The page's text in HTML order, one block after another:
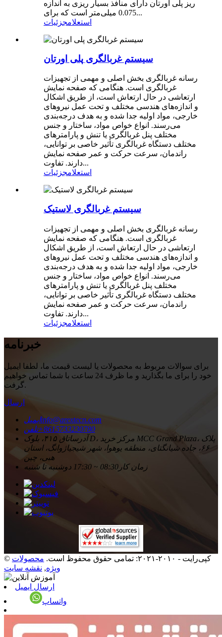
ریز پلی اورتان دارای منافذ بسیار ریزی به اندازه
0.075 میلی‌متر است که برای...
استعلامجزئیات
سیستم غربالگری پلی اورتان
رسانه غربالگری بخش اصلی و مهمی از تجهیزات
غربالگری است. هنگامی که صفحه نمایش
ارتعاشی در حال ارتعاش است، از طریق اشکال
و اندازه‌های هندسی مختلف و تحت عمل نیروهای
خارجی، مواد اولیه جدا شده و به هدف درجه‌بندی
می‌رسند. انواع خواص مواد، ساختار و جنس
مختلف پنل غربالگری یا تنش و پارامترهای
مختلف دستگاه غربالگری تأثیر خاصی بر توانایی،
راندمان، سرعت حرکت و عمر صفحه نمایش
دارند. تفاوت...
استعلامجزئیات
سیستم غربالگری لاستیک
رسانه غربالگری بخش اصلی و مهمی از تجهیزات
غربالگری است. هنگامی که صفحه نمایش
ارتعاشی در حال ارتعاش است، از طریق اشکال
و اندازه‌های هندسی مختلف و تحت عمل نیروهای
خارجی، مواد اولیه جدا شده و به هدف درجه‌بندی
می‌رسند. انواع خواص مواد، ساختار و جنس
مختلف پنل غربالگری یا تنش و پارامترهای
مختلف دستگاه غربالگری تأثیر خاصی بر توانایی،
راندمان، سرعت حرکت و عمر صفحه نمایش
دارند. تفاوت...
استعلامجزئیات
خبرنامه
برای سوالات مربوط به محصولات یا لیست قیمت ما، لطفا ایمیل
خود را برای ما بگذارید و ما ظرف 24 ساعت با شما تماس خواهیم
گرفت.
ارسال
ایمیلinfo@arextecn.com
تلفن‎+8615733230780‎
آدرس
اتاق ۴۱۵، بلوک D، مرکز خرید MCC Grand Plaza، پلاک
۶۶، جاده شیانگتای، منطقه یوهوا، شهر شیجیاژوانگ، استان
هبی، چین
زمان کار 08:30 ~ 17:30 دوشنبه تا شنبه
© کپی‌رایت - ۲۰۱۰-۲۰۲۱: تمامی حقوق محفوظ است.
محصولات
ویژه, نقشه سایت
ارسال ایمیل
واتساپ